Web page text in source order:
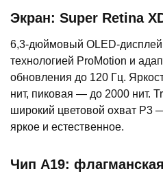
Экран: Super Retina
6,3-дюймовый OLED-
технологией ProMotion и
обновления до 120 Гц.
нит, пиковая — до 2000 нит.
широкий цветовой охват P3
яркое и естественное.
Чип A19: